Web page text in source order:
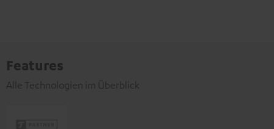
Features
Alle Technologien im Überblick